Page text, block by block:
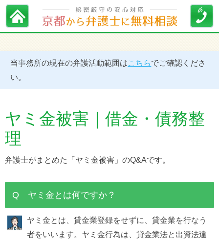
当事務所の現在の弁護活動範囲はこちらでご確認くださ
い。
ヤミ金被害｜借金・債務整
理
弁護士がまとめた「ヤミ金被害」のQ&Aです。
Q ヤミ金とは何ですか？
ヤミ金とは、貸金業登録をせずに、貸金業を行なう
者をいいます。ヤミ金行為は、貸金業法と出資法違